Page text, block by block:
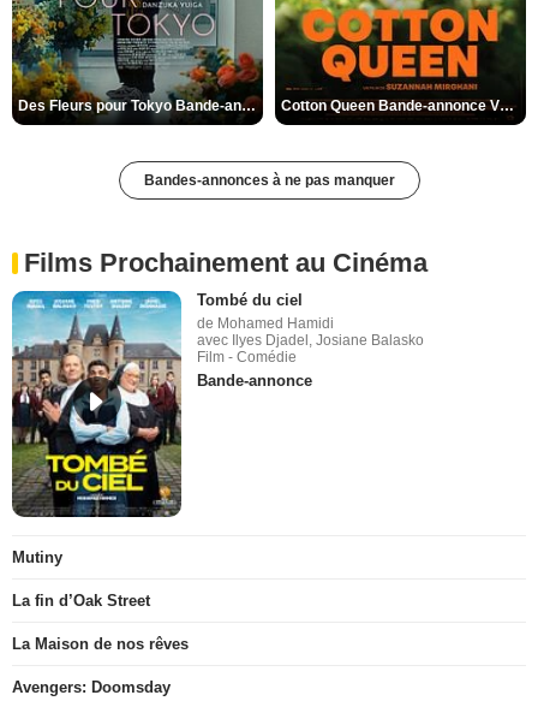
Des Fleurs pour Tokyo Bande-annonce VO STFR Cotton Queen Bande-annonce VO STFR
Bandes-annonces à ne pas manquer
Films Prochainement au Cinéma
Tombé du ciel
de Mohamed Hamidi
avec Ilyes Djadel, Josiane Balasko
Film - Comédie
Bande-annonce
Mutiny
La fin d’Oak Street
La Maison de nos rêves
Avengers: Doomsday